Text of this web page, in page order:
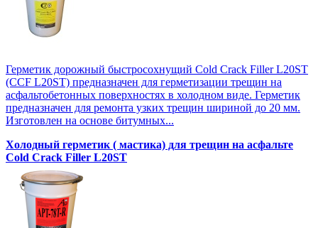
Герметик дорожный быстросохнущий Cold Crack Filler L20SТ
(CCF L20SТ) предназначен для герметизации трещин на
асфальтобетонных поверхностях в холодном виде. Герметик
предназначен для ремонта узких трещин шириной до 20 мм.
Изготовлен на основе битумных...
Холодный герметик ( мастика) для трещин на асфальте
Cold Crack Filler L20SТ